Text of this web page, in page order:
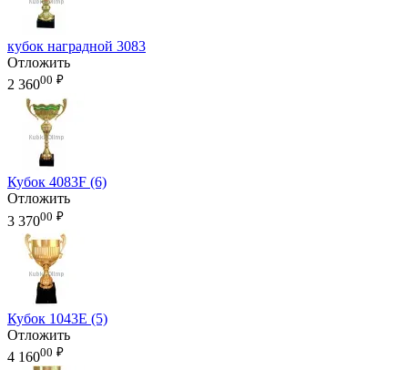
кубок наградной 3083
Отложить
2 36000 ₽
Кубок 4083F (6)
Отложить
3 37000 ₽
Кубок 1043E (5)
Отложить
4 16000 ₽